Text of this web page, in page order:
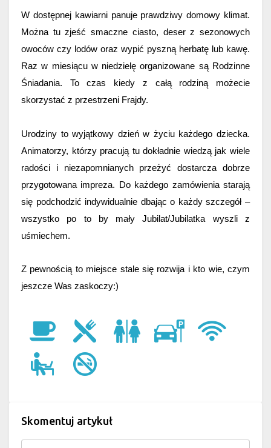
W dostępnej kawiarni panuje prawdziwy domowy klimat.
Można tu zjeść smaczne ciasto, deser z sezonowych
Raz w miesiącu w niedzielę organizowane są Rodzinne
Śniadania. To czas kiedy z całą rodziną możecie
skorzystać z przestrzeni Frajdy.
Urodziny to wyjątkowy dzień w życiu każdego dziecka.
Animatorzy, którzy pracują tu dokładnie wiedzą jak wiele
radości i niezapomnianych przeżyć dostarcza dobrze
przygotowana impreza. Do każdego zamówienia starają
się podchodzić indywidualnie dbając o każdy szczegół –
wszystko po to by mały Jubilat/Jubilatka wyszli z
uśmiechem.
Z pewnością to miejsce stale się rozwija i kto wie, czym
jeszcze Was zaskoczy:)
Skomentuj artykuł